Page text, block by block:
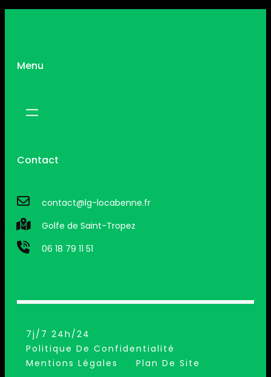
Menu
Contact
contact@lg-locabenne.fr
Golfe de Saint-Tropez
06 18 79 11 51
7j/7 24h/24
Politique De Confidentialité
Mentions Légales
Plan De Site